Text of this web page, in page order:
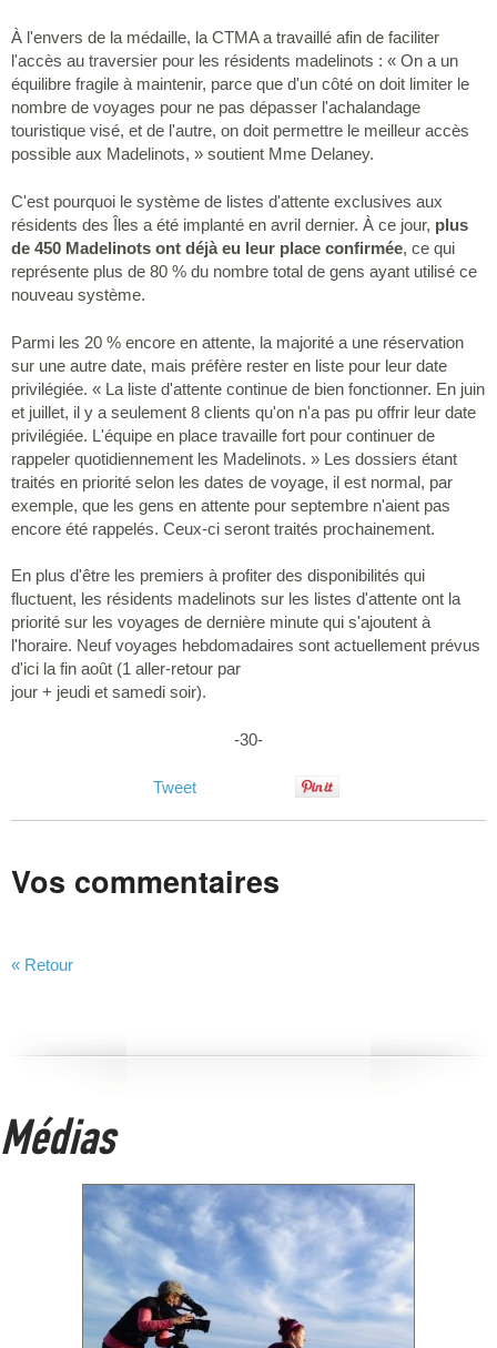
À l'envers de la médaille, la CTMA a travaillé afin de faciliter
l'accès au traversier pour les résidents madelinots : « On a un
équilibre fragile à maintenir, parce que d'un côté on doit limiter le
nombre de voyages pour ne pas dépasser l'achalandage
touristique visé, et de l'autre, on doit permettre le meilleur accès
possible aux Madelinots, » soutient Mme Delaney.
C'est pourquoi le système de listes d'attente exclusives aux
résidents des Îles a été implanté en avril dernier. À ce jour, plus
de 450 Madelinots ont déjà eu leur place confirmée, ce qui
représente plus de 80 % du nombre total de gens ayant utilisé ce
nouveau système.
Parmi les 20 % encore en attente, la majorité a une réservation
sur une autre date, mais préfère rester en liste pour leur date
privilégiée. « La liste d'attente continue de bien fonctionner. En juin
et juillet, il y a seulement 8 clients qu'on n'a pas pu offrir leur date
privilégiée. L'équipe en place travaille fort pour continuer de
rappeler quotidiennement les Madelinots. » Les dossiers étant
traités en priorité selon les dates de voyage, il est normal, par
exemple, que les gens en attente pour septembre n'aient pas
encore été rappelés. Ceux-ci seront traités prochainement.
En plus d'être les premiers à profiter des disponibilités qui
fluctuent, les résidents madelinots sur les listes d'attente ont la
priorité sur les voyages de dernière minute qui s'ajoutent à
l'horaire. Neuf voyages hebdomadaires sont actuellement prévus
d'ici la fin août (1 aller-retour par
jour + jeudi et samedi soir).
-30-
Tweet
Vos commentaires
« Retour
Médias